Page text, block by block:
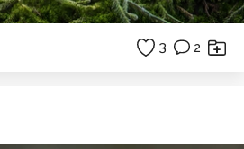
3 2